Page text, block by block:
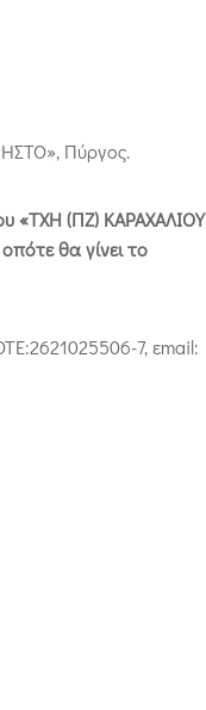
Πύργος.
«ΤΧΗ (ΠΖ) ΚΑΡΑΧΑΛΙΟΥ
θα γίνει το
7, εmail: